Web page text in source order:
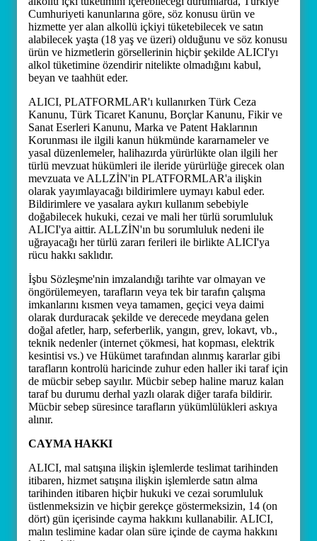
Cumhuriyeti kanunlarına göre, söz konusu ürün ve
hizmette yer alan alkollü içkiyi tüketebilecek ve satın
alabilecek yaşta (18 yaş ve üzeri) olduğunu ve söz konusu
ürün ve hizmetlerin görsellerinin hiçbir şekilde ALICI'yı
alkol tüketimine özendirir nitelikte olmadığını kabul,
beyan ve taahhüt eder.
ALICI, PLATFORMLAR'ı kullanırken Türk Ceza
Kanunu, Türk Ticaret Kanunu, Borçlar Kanunu, Fikir ve
Sanat Eserleri Kanunu, Marka ve Patent Haklarının
Korunması ile ilgili kanun hükmünde kararnameler ve
yasal düzenlemeler, halihazırda yürürlükte olan ilgili her
türlü mevzuat hükümleri ile ileride yürürlüğe girecek olan
mevzuata ve ALLZİN'in PLATFORMLAR'a ilişkin
olarak yayımlayacağı bildirimlere uymayı kabul eder.
Bildirimlere ve yasalara aykırı kullanım sebebiyle
doğabilecek hukuki, cezai ve mali her türlü sorumluluk
ALICI'ya aittir. ALLZİN'ın bu sorumluluk nedeni ile
uğrayacağı her türlü zararı ferileri ile birlikte ALICI'ya
rücu hakkı saklıdır.
İşbu Sözleşme'nin imzalandığı tarihte var olmayan ve
öngörülemeyen, tarafların veya tek bir tarafın çalışma
imkanlarını kısmen veya tamamen, geçici veya daimi
olarak durduracak şekilde ve derecede meydana gelen
doğal afetler, harp, seferberlik, yangın, grev, lokavt, vb.,
teknik nedenler (internet çökmesi, hat kopması, elektrik
kesintisi vs.) ve Hükümet tarafından alınmış kararlar gibi
tarafların kontrolü haricinde zuhur eden haller iki taraf için
de mücbir sebep sayılır. Mücbir sebep haline maruz kalan
taraf bu durumu derhal yazlı olarak diğer tarafa bildirir.
Mücbir sebep süresince tarafların yükümlülükleri askıya
alınır.
CAYMA HAKKI
ALICI, mal satışına ilişkin işlemlerde teslimat tarihinden
itibaren, hizmet satışına ilişkin işlemlerde satın alma
tarihinden itibaren hiçbir hukuki ve cezai sorumluluk
üstlenmeksizin ve hiçbir gerekçe göstermeksizin, 14 (on
dört) gün içerisinde cayma hakkını kullanabilir. ALICI,
malın teslimine kadar olan süre içinde de cayma hakkını